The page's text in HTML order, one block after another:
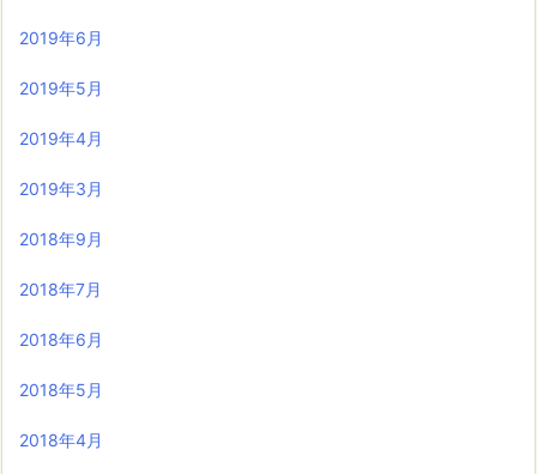
2019年6月
2019年5月
2019年4月
2019年3月
2018年9月
2018年7月
2018年6月
2018年5月
2018年4月